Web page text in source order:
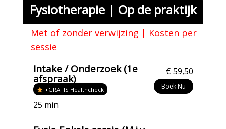
Fysiotherapie | Op de praktijk
Met of zonder verwijzing | Kosten per
sessie
Intake / Onderzoek (1e
afspraak)
+GRATIS Healthcheck
25 min
€ 59,50
Boek Nu